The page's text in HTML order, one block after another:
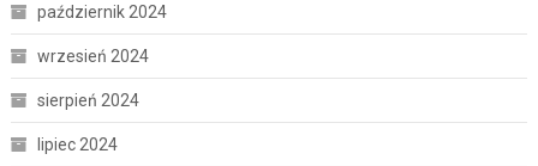
październik 2024
wrzesień 2024
sierpień 2024
lipiec 2024